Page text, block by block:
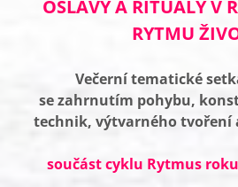
OSLAVY A RITUÁLY V
RYTMU
Večerní tematické
se zahrnutím pohybu,
technik, výtvarného
součást cyklu Rytmus